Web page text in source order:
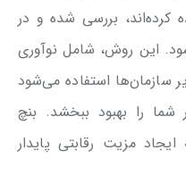
کرده‌اند، بررسی شده و در
این روش، شامل نوآوری
سازمان‌ها استفاده می‌شود
را بهبود ببخشد. بنچ
مزیت رقابتی پایدار